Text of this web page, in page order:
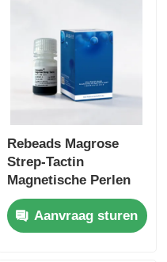
Rebeads Magrose
Strep-Tactin
Magnetische Perlen
Aanvraag sturen